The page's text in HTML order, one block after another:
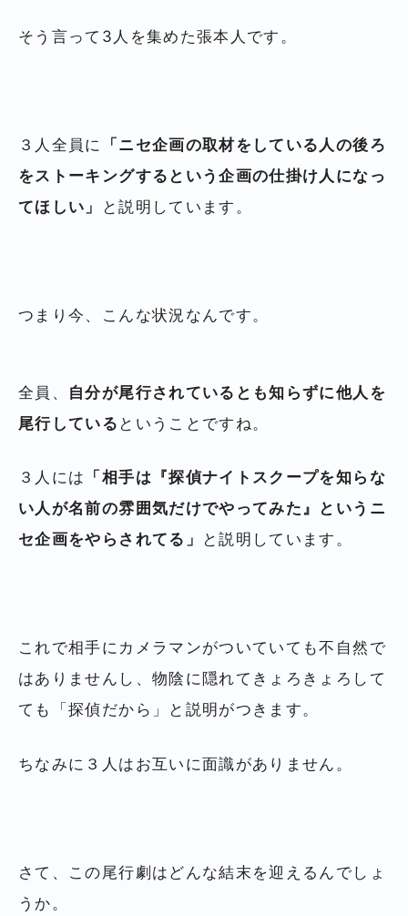
そう言って3人を集めた張本人です。
３人全員に
「ニセ企画の取材をしている人の後ろ
をストーキングするという企画の仕掛け人になっ
てほしい」
と説明しています。
つまり今、こんな状況なんです。
全員、 自分が尾行されているとも知らずに他人を
尾行している ということですね。
３人には 「相手は『探偵ナイトスクープを知らな
い人が名前の雰囲気だけでやってみた』というニ
セ企画をやらされてる」
と説明しています。
これで相手にカメラマンがついていても不自然で
はありませんし、物陰に隠れてきょろきょろして
ても「探偵だから」と説明がつきます。
ちなみに３人はお互いに面識がありません。
さて、この尾行劇はどんな結末を迎えるんでしょ
うか。